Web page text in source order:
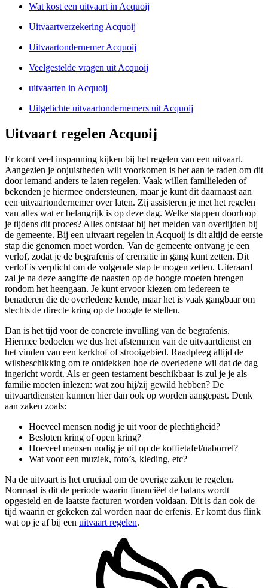
Wat kost een uitvaart in Acquoij
Uitvaartverzekering Acquoij
Uitvaartondernemer Acquoij
Veelgestelde vragen uit Acquoij
uitvaarten in Acquoij
Uitgelichte uitvaartondernemers uit Acquoij
Uitvaart regelen Acquoij
Er komt veel inspanning kijken bij het regelen van een uitvaart.
Aangezien je onjuistheden wilt voorkomen is het aan te raden om dit
door iemand anders te laten regelen. Vaak willen familieleden of
bekenden je hiermee ondersteunen, maar je kunt dit daarnaast aan
een uitvaartondernemer over laten. Zij assisteren je met het regelen
van alles wat er belangrijk is op deze dag. Welke stappen doorloop
je tijdens dit proces? Alles ontstaat bij het melden van overlijden bij
de gemeente. Bij een uitvaart regelen in Acquoij is dit altijd de eerste
stap die genomen moet worden. Van de gemeente ontvang je een
verlof, zodat je de begrafenis of crematie in gang kunt zetten. Dit
verlof is verplicht om de volgende stap te mogen zetten. Uiteraard
zal je na deze aangifte de naasten op de hoogte moeten brengen
rondom het heengaan. Je kunt ervoor kiezen om iedereen te
benaderen die de overledene kende, maar het is vaak gangbaar om
slechts de directe kring op de hoogte te stellen.
Dan is het tijd voor de concrete invulling van de begrafenis.
Hiermee bedoelen we dus het afstemmen van de uitvaartdienst en
het vinden van een kerkhof of strooigebied. Raadpleeg altijd de
wilsbeschikking om te ontdekken hoe de overledene wil dat de dag
ingericht wordt. Als er geen testament beschikbaar is zul je je als
familie moeten inlezen: wat zou hij/zij gewild hebben? De
uitvaartdiensten kunnen hier dan ook op worden aangepast. Denk
aan zaken zoals:
Hoeveel mensen nodig je uit voor de plechtigheid?
Besloten kring of open kring?
Hoeveel mensen nodig je uit op de koffietafel/naborrel?
Wat voor een muziek, foto’s, kleding, etc?
Na de uitvaart is het cruciaal om de overige zaken te regelen.
Normaal is dit de periode waarin financiëel de balans wordt
opgesteld en de laatste facturen worden voldaan. Dit is dan ook de
tijd waarin er gekeken zal worden naar de erfenis. Er komt dus flink
wat op je af bij een uitvaart regelen.